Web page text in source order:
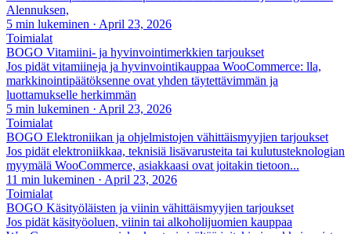
Alennuksen,
5 min lukeminen · April 23, 2026
Toimialat
BOGO Vitamiini- ja hyvinvointimerkkien tarjoukset
Jos pidät vitamiineja ja hyvinvointikauppaa WooCommerce: lla,
markkinointipäätöksenne ovat yhden täytettävimmän ja
luottamukselle herkimmän
5 min lukeminen · April 23, 2026
Toimialat
BOGO Elektroniikan ja ohjelmistojen vähittäismyyjien tarjoukset
Jos pidät elektroniikkaa, teknisiä lisävarusteita tai kulutusteknologian
myymälä WooCommerce, asiakkaasi ovat joitakin tietoon...
11 min lukeminen · April 23, 2026
Toimialat
BOGO Käsityöläisten ja viinin vähittäismyyjien tarjoukset
Jos pidät käsityöoluen, viinin tai alkoholijuomien kauppaa